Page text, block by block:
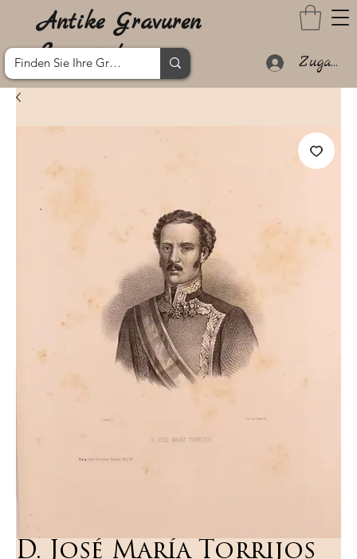
Antike Gravuren
Lanzarote
Zugang
D. José María Torrijos